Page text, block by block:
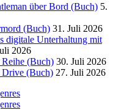
über Bord (Buch) 5.
(Buch) 31. Juli 2026
digitale Unterhaltung mit
2026
(Buch) 30. Juli 2026
Drive (Buch) 27. Juli 2026